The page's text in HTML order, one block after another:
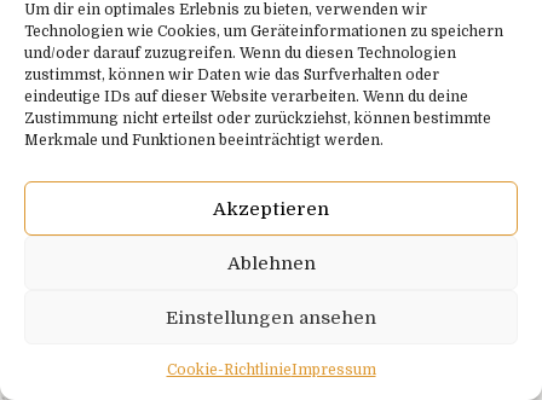
Um dir ein optimales Erlebnis zu bieten, verwenden wir
Technologien wie Cookies, um Geräteinformationen zu speichern
und/oder darauf zuzugreifen. Wenn du diesen Technologien
zustimmst, können wir Daten wie das Surfverhalten oder
eindeutige IDs auf dieser Website verarbeiten. Wenn du deine
Zustimmung nicht erteilst oder zurückziehst, können bestimmte
Merkmale und Funktionen beeinträchtigt werden.
Akzeptieren
Ablehnen
Einstellungen ansehen
Cookie-RichtlinieImpressum
Ganzer Beitrag
MOVIETURNIER BAUMBERG
Kür- und Pflichtübungen gefeilt…..
Ganzer Beitrag